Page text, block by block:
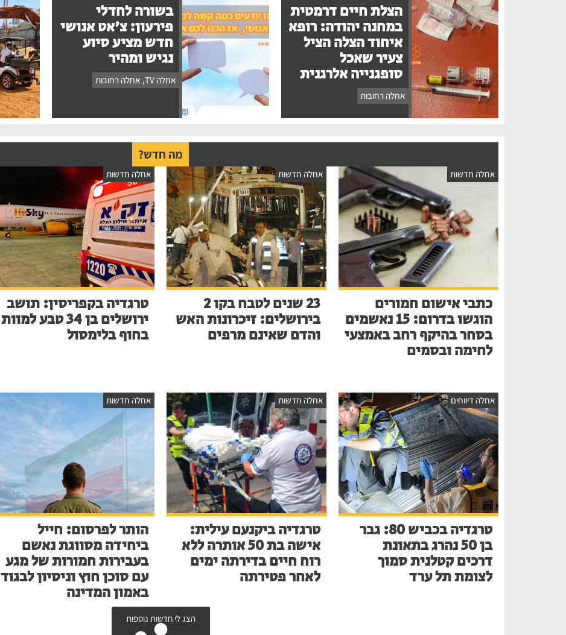
הצלת חיים דרמטית
במחנה יהודה: רופא
איחוד הצלה הציל
צעיר שאכל
סופגנייה אלרגנית
אחלה רחובות
בשורה לחדלי
פירעון: צ'אט אנושי
חדש מציע סיוע
נגיש ומהיר
אחלה TV , אחלה רחובות
מה חדש?
אחלה חדשות
כתבי אישום חמורים
הוגשו בדרום: 15 נאשמים
בסחר בהיקף רחב באמצעי
לחימה ובסמים
אחלה חדשות
23 שנים לטבח בקו 2
בירושלים: זיכרונות האש
והדם שאינם מרפים
אחלה חדשות
טרגדיה בקפריסין: תושב
ירושלים בן 34 טבע למוות
בחוף בלימסול
אחלה דיווחים
טרגדיה בכביש 80: גבר
בן 50 נהרג בתאונת
דרכים קטלנית סמוך
לצומת תל ערד
אחלה חדשות
טרגדיה ביקנעם עילית:
אישה בת 50 אותרה ללא
רוח חיים בדירתה ימים
לאחר פטירתה
אחלה חדשות
הותר לפרסום: חייל
ביחידה מסווגת נאשם
בעבירות חמורות של מגע
עם סוכן חוץ וניסיון לבגוד
באמון המדינה
הצג לי חדשות נוספות